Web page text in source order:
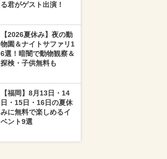
る君がゲスト出演！
【2026夏休み】夜の動
物園＆ナイトサファリ1
6選！暗闇で動物観察＆
探検・子供無料も
【福岡】8月13日・14
日・15日・16日の夏休
みに無料で楽しめるイ
ベント9選